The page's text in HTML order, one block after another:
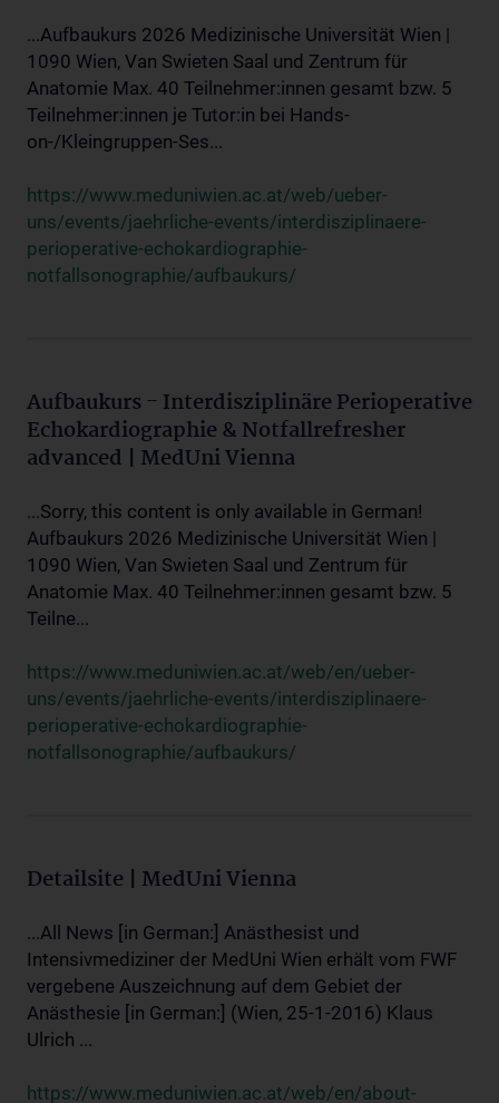
...Aufbaukurs 2026 Medizinische Universität Wien |
1090 Wien, Van Swieten Saal und Zentrum für
Anatomie Max. 40 Teilnehmer:innen gesamt bzw. 5
Teilnehmer:innen je Tutor:in bei Hands-
on-/Kleingruppen-Ses...
https://www.meduniwien.ac.at/web/ueber-
uns/events/jaehrliche-events/interdisziplinaere-
perioperative-echokardiographie-
notfallsonographie/aufbaukurs/
Aufbaukurs - Interdisziplinäre Perioperative
Echokardiographie & Notfallrefresher
advanced | MedUni Vienna
...Sorry, this content is only available in German!
Aufbaukurs 2026 Medizinische Universität Wien |
1090 Wien, Van Swieten Saal und Zentrum für
Anatomie Max. 40 Teilnehmer:innen gesamt bzw. 5
Teilne...
https://www.meduniwien.ac.at/web/en/ueber-
uns/events/jaehrliche-events/interdisziplinaere-
perioperative-echokardiographie-
notfallsonographie/aufbaukurs/
Detailsite | MedUni Vienna
...All News [in German:] Anästhesist und
Intensivmediziner der MedUni Wien erhält vom FWF
vergebene Auszeichnung auf dem Gebiet der
Anästhesie [in German:] (Wien, 25-1-2016) Klaus
Ulrich ...
https://www.meduniwien.ac.at/web/en/about-